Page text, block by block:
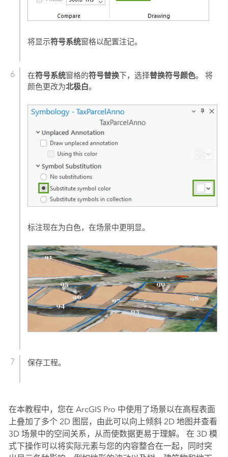
将显示符号系统窗格以配置注记。
在符号系统窗格的符号替换下，选择替换符号颜色。 将
颜色更改为北极白。
标注现在为白色，在场景中更明显。
保存工程。
在本教程中，您在 ArcGIS Pro 中使用了场景以在高程表面
上叠加了多个 2D 图层，由此可以向上倾斜 2D 地图并查看
3D 场景中的空间关系，从而使数据更易于理解。 在 3D 模
式下操作可以将实际元素与您的内容整合在一起，同时突